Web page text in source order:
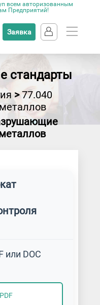
всем авторизованным
Предприятий!
Заявка
стандарты
>77.040
или DOC